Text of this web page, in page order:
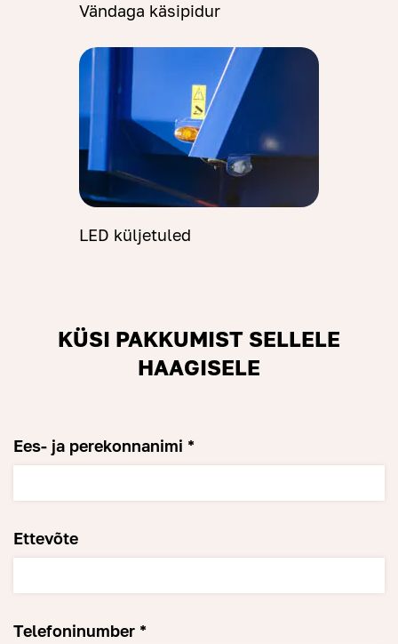
Vändaga käsipidur
LED küljetuled
KÜSI PAKKUMIST SELLELE
HAAGISELE
Ees- ja perekonnanimi *
Ettevõte
Telefoninumber *